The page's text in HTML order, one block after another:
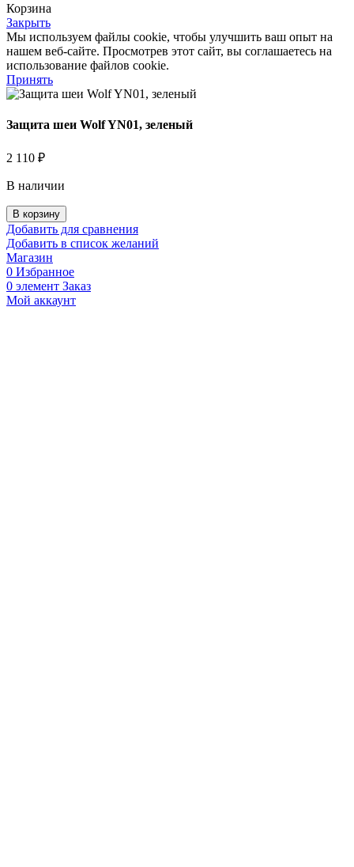
Корзина
Закрыть
Мы используем файлы cookie, чтобы улучшить ваш опыт на
нашем веб-сайте. Просмотрев этот сайт, вы соглашаетесь на
использование файлов cookie.
Принять
Защита шеи Wolf YN01, зеленый
2 110 ₽
В наличии
Количество
товара
Защита
шеи
Wolf
YN01,
зеленый
В корзину
Добавить для сравнения
Добавить в список желаний
Магазин
0 Избранное
0 элемент Заказ
Мой аккаунт